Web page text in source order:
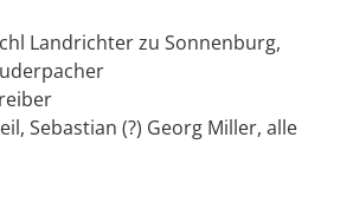
Landrichter zu Sonnenburg,
Sebastian (?) Georg Miller, alle